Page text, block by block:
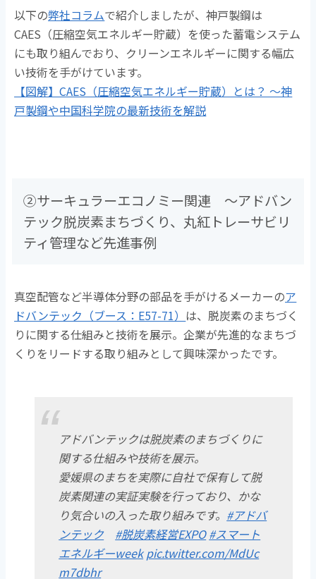
以下の弊社コラムで紹介しましたが、神戸製鋼は
CAES（圧縮空気エネルギー貯蔵）を使った蓄電システム
にも取り組んでおり、クリーンエネルギーに関する幅広
い技術を手がけています。
【図解】CAES（圧縮空気エネルギー貯蔵）とは？ ～神
戸製鋼や中国科学院の最新技術を解説
②サーキュラーエコノミー関連 ～アドバン
テック脱炭素まちづくり、丸紅トレーサビリ
ティ管理など先進事例
真空配管など半導体分野の部品を手がけるメーカーのア
ドバンテック（ブース：E57-71） は、脱炭素のまちづく
りに関する仕組みと技術を展示。企業が先進的なまちづ
くりをリードする取り組みとして興味深かったです。
アドバンテックは脱炭素のまちづくりに
関する仕組みや技術を展示。
愛媛県のまちを実際に自社で保有して脱
炭素関連の実証実験を行っており、かな
り気合いの入った取り組みです。 #アドバ
ンテック
#脱炭素経営EXPO #スマート
エネルギーweek pic.twitter.com/MdUc
m7dbhr